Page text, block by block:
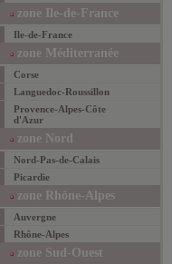
zone Ile-de-France
Ile-de-France
zone Méditerranée
Corse
Languedoc-Roussillon
Provence-Alpes-Côte
d'Azur
zone Nord
Nord-Pas-de-Calais
Picardie
zone Rhône-Alpes
Auvergne
Rhône-Alpes
zone Sud-Ouest